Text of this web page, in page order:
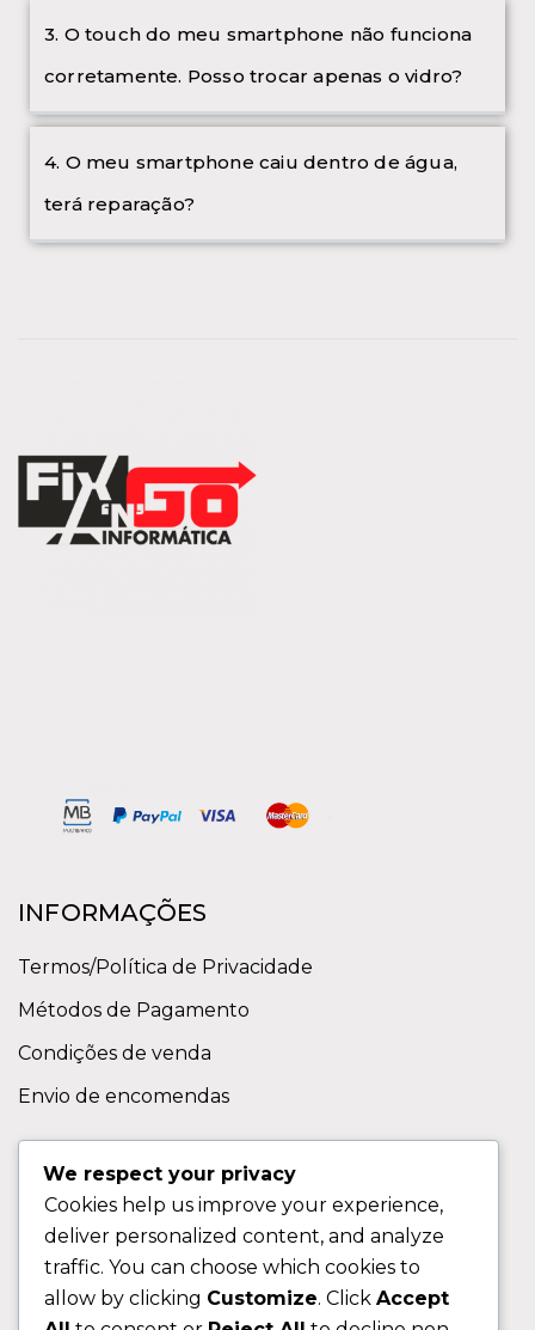
3. O touch do meu smartphone não funciona
corretamente. Posso trocar apenas o vidro?
4. O meu smartphone caiu dentro de água,
terá reparação?
INFORMAÇÕES
Termos/Política de Privacidade
Métodos de Pagamento
Condições de venda
Envio de encomendas
Contactos
Sobre nos
FAQ (Perguntas Frequentes)
We respect your privacy
Cookies help us improve your experience,
deliver personalized content, and analyze
traffic. You can choose which cookies to
allow by clicking Customize. Click Accept